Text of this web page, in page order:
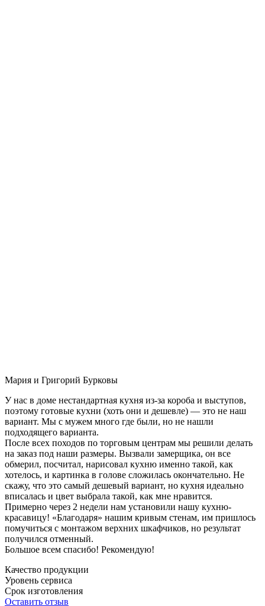
Мария и Григорий Бурковы
У нас в доме нестандартная кухня из-за короба и выступов,
поэтому готовые кухни (хоть они и дешевле) — это не наш
вариант. Мы с мужем много где были, но не нашли
подходящего варианта.
После всех походов по торговым центрам мы решили делать
на заказ под наши размеры. Вызвали замерщика, он все
обмерил, посчитал, нарисовал кухню именно такой, как
хотелось, и картинка в голове сложилась окончательно. Не
скажу, что это самый дешевый вариант, но кухня идеально
вписалась и цвет выбрала такой, как мне нравится.
Примерно через 2 недели нам установили нашу кухню-
красавицу! «Благодаря» нашим кривым стенам, им пришлось
помучиться с монтажом верхних шкафчиков, но результат
получился отменный.
Большое всем спасибо! Рекомендую!
Качество продукции
Уровень сервиса
Срок изготовления
Оставить отзыв